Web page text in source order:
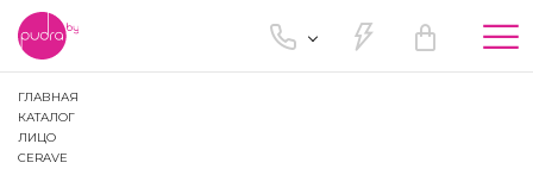
ГЛАВНАЯ
КАТАЛОГ
ЛИЦО
CERAVE